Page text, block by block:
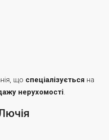
що спеціалізується на
нерухомості.